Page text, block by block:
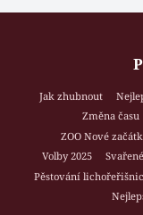
Jak zhubnout
Změna času
ZOO Nové
Volby 2025
Pěstování